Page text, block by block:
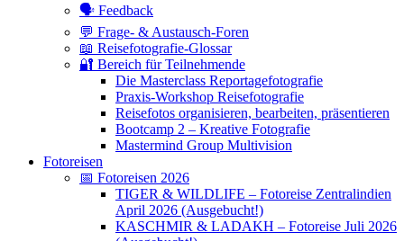
🗣 Feedback
💬 Frage- & Austausch-Foren
📖 Reisefotografie-Glossar
🔐 Bereich für Teilnehmende
Die Masterclass Reportagefotografie
Praxis-Workshop Reisefotografie
Reisefotos organisieren, bearbeiten, präsentieren
Bootcamp 2 – Kreative Fotografie
Mastermind Group Multivision
Fotoreisen
📅 Fotoreisen 2026
TIGER & WILDLIFE – Fotoreise Zentralindien
April 2026 (Ausgebucht!)
KASCHMIR & LADAKH – Fotoreise Juli 2026